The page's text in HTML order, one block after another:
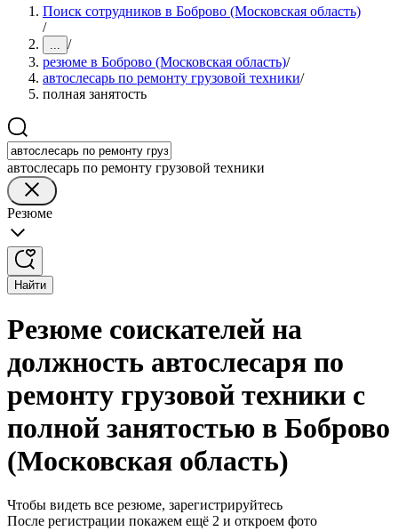
Поиск сотрудников в Боброво (Московская область)
/
... /
резюме в Боброво (Московская область)/
автослесарь по ремонту грузовой техники/
полная занятость
автослесарь по ремонту грузовой техники
Резюме
Найти
Резюме соискателей на
должность автослесаря по
ремонту грузовой техники с
полной занятостью в Боброво
(Московская область)
Чтобы видеть все резюме, зарегистрируйтесь
После регистрации покажем ещё 2 и откроем фото